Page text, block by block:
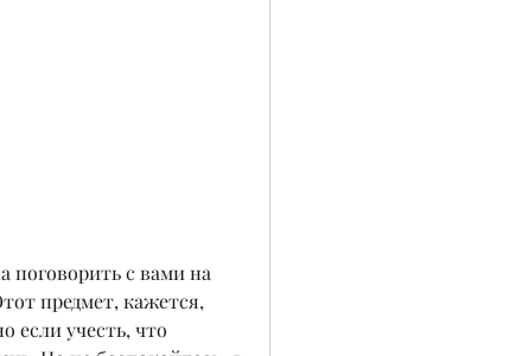
поговорить с вами на
предмет, кажется,
если учесть, что